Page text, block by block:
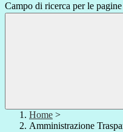
Campo di ricerca per le
Home >
Amministrazione